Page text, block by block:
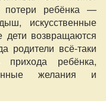
потери ребёнка —
искусственные
дети возвращаются
родители всё-таки
ребёнка,
желания и